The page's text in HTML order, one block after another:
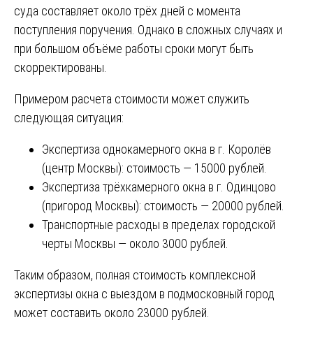
суда составляет около трёх дней с момента
поступления поручения. Однако в сложных случаях и
при большом объёме работы сроки могут быть
скорректированы.
Примером расчета стоимости может служить
следующая ситуация:
Экспертиза однокамерного окна в г. Королёв
(центр Москвы): стоимость — 15000 рублей.
Экспертиза трёхкамерного окна в г. Одинцово
(пригород Москвы): стоимость — 20000 рублей.
Транспортные расходы в пределах городской
черты Москвы — около 3000 рублей.
Таким образом, полная стоимость комплексной
экспертизы окна с выездом в подмосковный город
может составить около 23000 рублей.